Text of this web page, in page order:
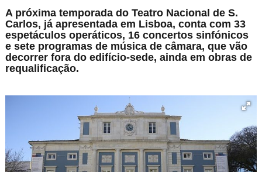
A próxima temporada do Teatro Nacional de S.
Carlos, já apresentada em Lisboa, conta com 33
espetáculos operáticos, 16 concertos sinfónicos
e sete programas de música de câmara, que vão
decorrer fora do edifício-sede, ainda em obras de
requalificação.